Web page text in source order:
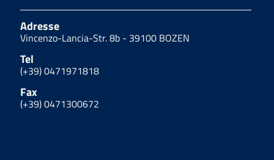
Adresse
Vincenzo-Lancia-Str. 8b - 39100 BOZEN
Tel
(+39) 0471971818
Fax
(+39) 0471300672